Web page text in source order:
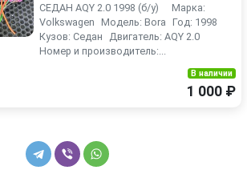
СЕДАН AQY 2.0 1998 (б/у) Марка:
Volkswagen Модель: Bora Год: 1998
Кузов: Седан Двигатель: AQY 2.0
Номер и производитель:...
В наличии
1 000 ₽